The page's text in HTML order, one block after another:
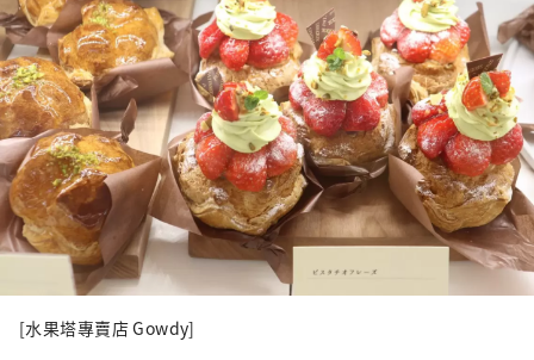
[水果塔專賣店 Gowdy]